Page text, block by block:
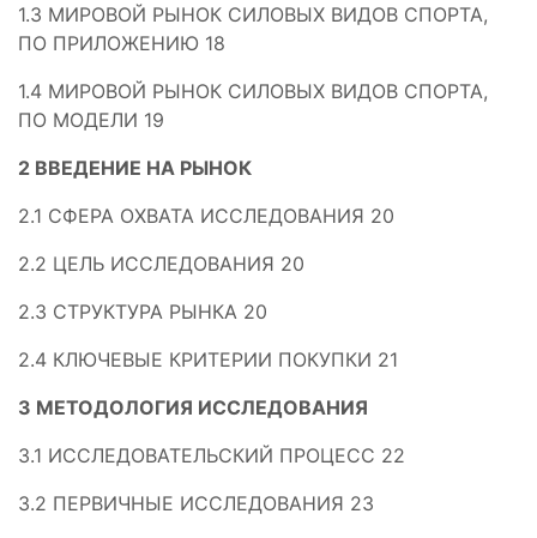
1.3 МИРОВОЙ РЫНОК СИЛОВЫХ ВИДОВ СПОРТА,
ПО ПРИЛОЖЕНИЮ 18
1.4 МИРОВОЙ РЫНОК СИЛОВЫХ ВИДОВ СПОРТА,
ПО МОДЕЛИ 19
2 ВВЕДЕНИЕ НА РЫНОК
2.1 СФЕРА ОХВАТА ИССЛЕДОВАНИЯ 20
2.2 ЦЕЛЬ ИССЛЕДОВАНИЯ 20
2.3 СТРУКТУРА РЫНКА 20
2.4 КЛЮЧЕВЫЕ КРИТЕРИИ ПОКУПКИ 21
3 МЕТОДОЛОГИЯ ИССЛЕДОВАНИЯ
3.1 ИССЛЕДОВАТЕЛЬСКИЙ ПРОЦЕСС 22
3.2 ПЕРВИЧНЫЕ ИССЛЕДОВАНИЯ 23